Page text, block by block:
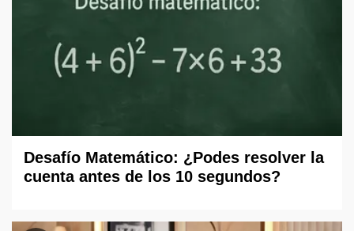
Desafío Matemático: ¿Podes resolver la
cuenta antes de los 10 segundos?